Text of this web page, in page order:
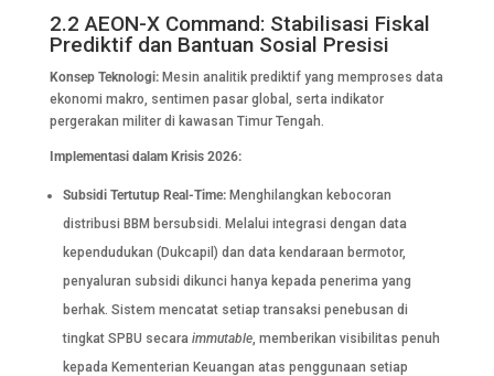
2.2 AEON-X Command: Stabilisasi Fiskal
Prediktif dan Bantuan Sosial Presisi
Konsep Teknologi:Mesin analitik prediktif yang memproses data
ekonomi makro, sentimen pasar global, serta indikator
pergerakan militer di kawasan Timur Tengah.
Implementasi dalam Krisis 2026:
Subsidi Tertutup Real-Time:Menghilangkan kebocoran
distribusi BBM bersubsidi. Melalui integrasi dengan data
kependudukan (Dukcapil) dan data kendaraan bermotor,
penyaluran subsidi dikunci hanya kepada penerima yang
berhak. Sistem mencatat setiap transaksi penebusan di
tingkat SPBU secara immutable, memberikan visibilitas penuh
kepada Kementerian Keuangan atas penggunaan setiap